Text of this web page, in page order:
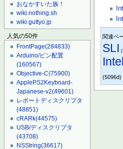
おなかすいた族！
wiki.nothing.sh
wiki.guttyo.jp
人気の50件
FrontPage(284833)
Arduino/ピン配置
(160567)
Objective-C(75900)
ApplePS2Keyboard-
Japanese-v2(49601)
レポートディスクリプタ
(48851)
cRARk(44575)
USB/ディスクリプタ
(43708)
NSString(36617)
関連ペ
SLI
(5096d)